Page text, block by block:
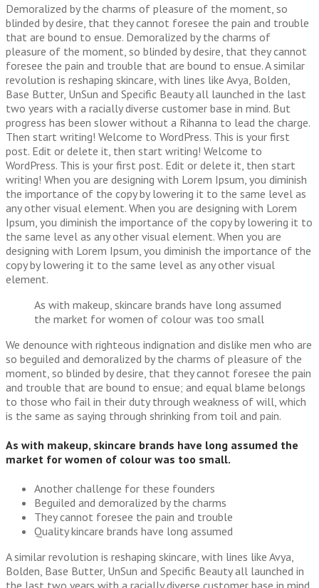
Demoralized by the charms of pleasure of the moment, so
blinded by desire, that they cannot foresee the pain and trouble
that are bound to ensue. Demoralized by the charms of
pleasure of the moment, so blinded by desire, that they cannot
foresee the pain and trouble that are bound to ensue. A similar
revolution is reshaping skincare, with lines like Avya, Bolden,
Base Butter, UnSun and Specific Beauty all launched in the last
two years with a racially diverse customer base in mind. But
progress has been slower without a Rihanna to lead the charge.
Then start writing! Welcome to WordPress. This is your first
post. Edit or delete it, then start writing! Welcome to
WordPress. This is your first post. Edit or delete it, then start
writing! When you are designing with Lorem Ipsum, you diminish
the importance of the copy by lowering it to the same level as
any other visual element. When you are designing with Lorem
Ipsum, you diminish the importance of the copy by lowering it to
the same level as any other visual element. When you are
designing with Lorem Ipsum, you diminish the importance of the
copy by lowering it to the same level as any other visual
element.
As with makeup, skincare brands have long assumed
the market for women of colour was too small
We denounce with righteous indignation and dislike men who are
so beguiled and demoralized by the charms of pleasure of the
moment, so blinded by desire, that they cannot foresee the pain
and trouble that are bound to ensue; and equal blame belongs
to those who fail in their duty through weakness of will, which
is the same as saying through shrinking from toil and pain.
As with makeup, skincare brands have long assumed the
market for women of colour was too small.
Another challenge for these founders
Beguiled and demoralized by the charms
They cannot foresee the pain and trouble
Quality kincare brands have long assumed
A similar revolution is reshaping skincare, with lines like Avya,
Bolden, Base Butter, UnSun and Specific Beauty all launched in